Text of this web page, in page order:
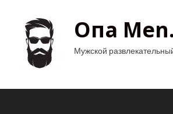
Опа Men.
Мужской